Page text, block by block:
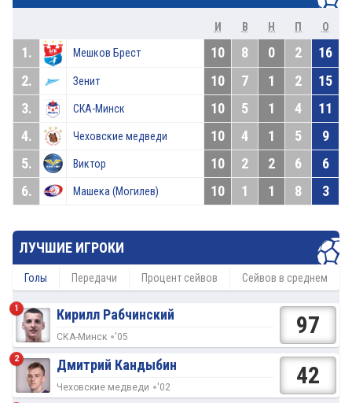
И В Н П О
1. Мешков Брест 10 8 0 2
16
2.
Зенит 10 7 1 2
15
3.
СКА-Минск 10 5 1 4
11
4.
Чеховские медведи 10 4 1 5
9
5.
Виктор 10 2 2 6
6
6.
Машека (Могилев) 10 1 1 8 3
ЛУЧШИЕ ИГРОКИ
Голы Передачи Процент сейвов Сейвов в среднем
1 Кирилл Рабчинский
СКА-Минск '05 97
2 Дмитрий Кандыбин
Чеховские медведи '02 42